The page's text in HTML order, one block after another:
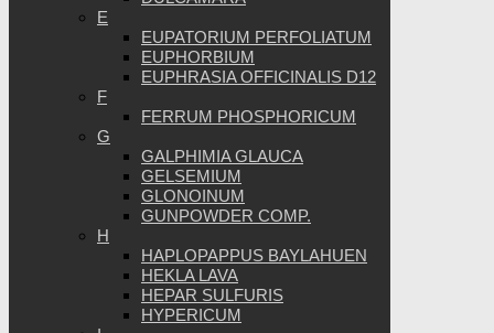
E
EUPATORIUM PERFOLIATUM
EUPHORBIUM
EUPHRASIA OFFICINALIS D12
F
FERRUM PHOSPHORICUM
G
GALPHIMIA GLAUCA
GELSEMIUM
GLONOINUM
GUNPOWDER COMP.
H
HAPLOPAPPUS BAYLAHUEN
HEKLA LAVA
HEPAR SULFURIS
HYPERICUM